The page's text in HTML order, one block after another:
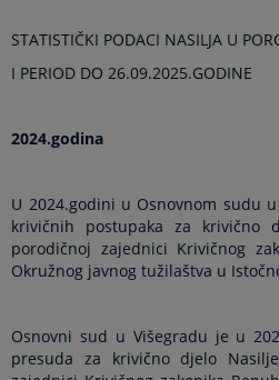
STATISTIČKI PODACI NASILJA U
I PERIOD DO 26.09.2025.GODINE
2024.godina
U 2024.godini u Osnovnom sudu
krivičnih postupaka za
porodičnoj zajednici Krivičnog
Okružnog javnog tužilaštva u
Osnovni sud u Višegradu je u
presuda za krivično djelo